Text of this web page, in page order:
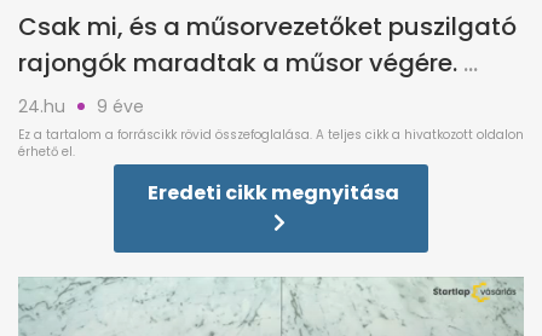
Csak mi, és a műsorvezetőket puszilgató
rajongók maradtak a műsor végére.
24.hu 9 éve
Eredeti cikk megnyitása